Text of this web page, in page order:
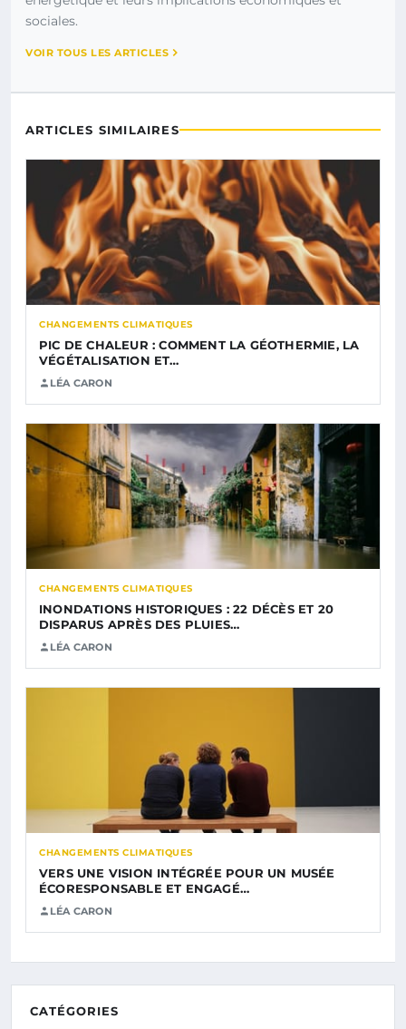
sociales.
VOIR TOUS LES ARTICLES
ARTICLES SIMILAIRES
CHANGEMENTS CLIMATIQUES
PIC DE CHALEUR : COMMENT LA GÉOTHERMIE, LA
VÉGÉTALISATION ET…
LÉA CARON
CHANGEMENTS CLIMATIQUES
INONDATIONS HISTORIQUES : 22 DÉCÈS ET 20
DISPARUS APRÈS DES PLUIES…
LÉA CARON
CHANGEMENTS CLIMATIQUES
VERS UNE VISION INTÉGRÉE POUR UN MUSÉE
ÉCORESPONSABLE ET ENGAGÉ…
LÉA CARON
CATÉGORIES